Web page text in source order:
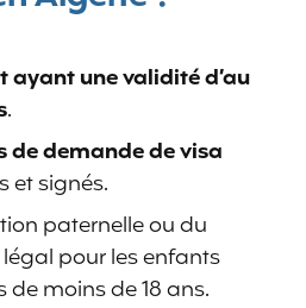
ayant une validité d’au
.
de demande de visa
et signés.
paternelle ou du
pour les enfants
de moins de 18 ans.